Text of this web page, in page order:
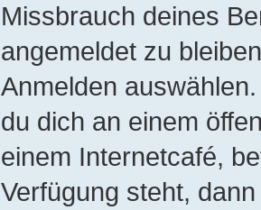
Missbrauch deines
angemeldet zu
Anmelden
du dich an einem
einem Internetcafé,
Verfügung steht,